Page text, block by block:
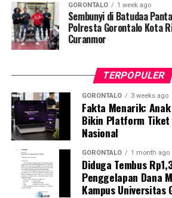
Selain sesi edukasi teknis,
meluncurkanBuku Panduan
Kegawatdaruratan Ibu Hamil pada
petunjuk praktis ini berfungsi
bagi kader dalam melakukan deteksi
pendampingan, hingga skenario
berisiko tinggi.
Dosen Pembimbing Lapangan (DPL)
Kesehatan UNG menegaskan bahwa
kader berbasis komunitas
dalam mempercepat penurunan
(AKI) dan Angka Kematian Anak
GORONTALO 1 week ago
Sembunyi di Batudaa
Polresta Gorontalo Kota
Curanmor
TERPOPULER
GORONTALO 3 weeks ago
Fakta Menarik:
Bikin Platform
Nasional
GORONTALO 1 month ago
Diduga Tembus
Penggelapan Dana
Kampus Universitas